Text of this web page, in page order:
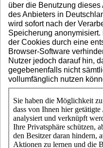
über die Benutzung
des Anbieters in
wird sofort nach der
Speicherung
der Cookies durch eine
Browser-Software
Nutzer jedoch darauf hin,
gegebenenfalls nicht
vollumfänglich nutzen